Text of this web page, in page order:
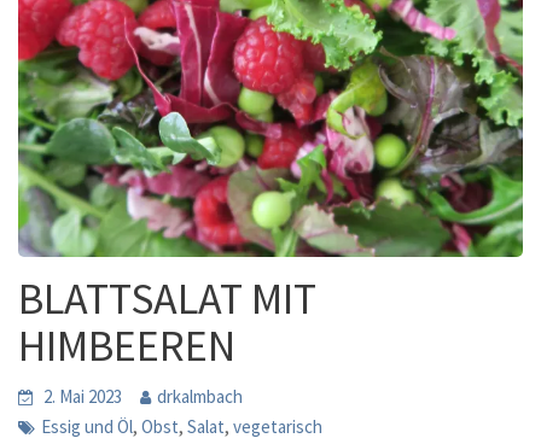
BLATTSALAT MIT
HIMBEEREN
2. Mai 2023
drkalmbach
Essig und Öl, Obst, Salat, vegetarisch